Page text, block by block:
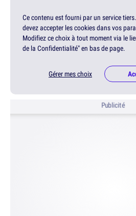
Ce contenu est fourni par un service
devez accepter les cookies dans vos
Modifiez ce choix à tout moment via le
de la Confidentialité" en bas de page.
Gérer mes choix
Publicité